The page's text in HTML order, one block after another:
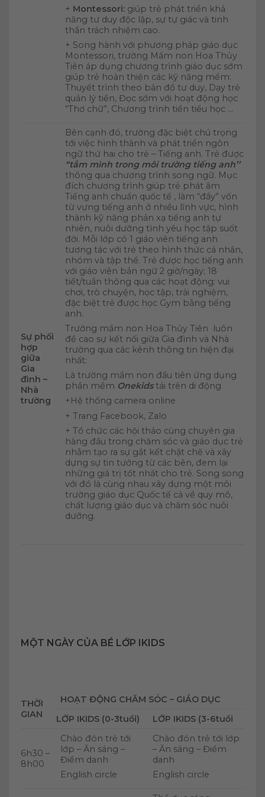
+ Montessori: giúp trẻ phát triển khả
năng tư duy độc lập, sự tự giác và tinh
thần trách nhiệm cao.
+ Song hành với phương pháp giáo dục
Montessori, trường Mầm non Hoa Thủy
Tiên áp dụng chương trình giáo dục sớm
giúp trẻ hoàn thiện các kỹ năng mềm:
Thuyết trình theo bản đồ tư duy, Dạy trẻ
quản lý tiền, Đọc sớm với hoạt động học
“Thơ chữ”, Chương trình tiền tiểu học …
Sự phối
hợp
giữa
Gia
đình –
Nhà
trường
Bên cạnh đó, trường đặc biệt chú trọng
tới việc hình thành và phát triển ngôn
ngữ thứ hai cho trẻ – Tiếng anh. Trẻ được
“tắm mình trong môi trường tiếng anh’’
thông qua chương trình song ngữ. Mục
đích chương trình giúp trẻ phát âm
Tiếng anh chuẩn quốc tế , làm “đầy” vốn
từ vựng tiếng anh ở nhiều lĩnh vực, hình
thành kỹ năng phản xạ tiếng anh tự
nhiên, nuôi dưỡng tình yêu học tập suốt
đời. Mỗi lớp có 1 giáo viên tiếng anh
tương tác với trẻ theo hình thức cá nhân,
nhóm và tập thể. Trẻ được học tiếng anh
với giáo viên bản ngữ 2 giờ/ngày; 18
tiết/tuần thông qua các hoạt động: vui
chơi, trò chuyện, học tập, trải nghiệm,
đặc biệt trẻ được học Gym bằng tiếng
anh.
Trường mầm non Hoa Thủy Tiên luôn
đề cao sự kết nối giữa Gia đình và Nhà
trường qua các kênh thông tin hiện đại
nhất:
Là trường mầm non đầu tiên ứng dụng
phần mềm Onekidstải trên di động
+Hệ thống camera online
+ Trang Facebook, Zalo
+ Tổ chức các hội thảo cùng chuyên gia
hàng đầu trong chăm sóc và giáo dục trẻ
nhằm tạo ra sự gắt kết chặt chẽ và xây
dựng sự tin tưởng từ các bên, đem lại
những giá trị tốt nhất cho trẻ. Song song
với đó là cùng nhau xây dựng một môi
trường giáo dục Quốc tế cả về quy mô,
chất lượng giáo dục và chăm sóc nuôi
dưỡng.
MỘT NGÀY CỦA BÉ LỚP IKIDS
THỜI
GIAN
HOẠT ĐỘNG CHĂM SÓC – GIÁO DỤC
LỚP IKIDS (0-3tuổi)
LỚP IKIDS (3-6tuổi
6h30 –
8h00
Chào đón trẻ tới
lớp – Ăn sáng –
Điểm danh
English circle
Chào đón trẻ tới lớp
– Ăn sáng – Điểm
danh
English circle